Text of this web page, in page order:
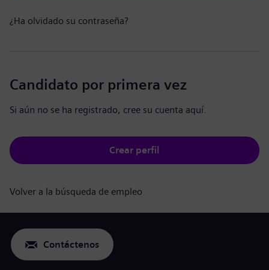
¿Ha olvidado su contraseña?
Candidato por primera vez
Si aún no se ha registrado, cree su cuenta aquí.
Crear perfil
Volver a la búsqueda de empleo
Contáctenos